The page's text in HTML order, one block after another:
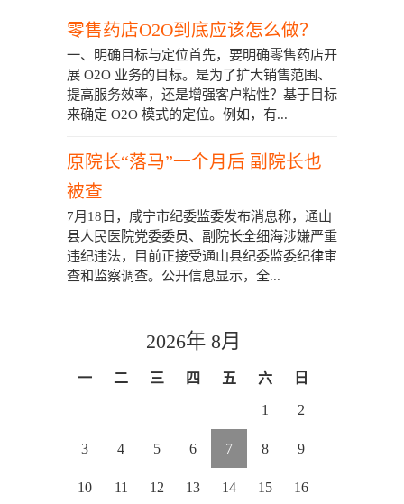
零售药店O2O到底应该怎么做？
一、明确目标与定位首先，要明确零售药店开
展 O2O 业务的目标。是为了扩大销售范围、
提高服务效率，还是增强客户粘性？基于目标
来确定 O2O 模式的定位。例如，有...
原院长“落马”一个月后 副院长也
被查
7月18日，咸宁市纪委监委发布消息称，通山
县人民医院党委委员、副院长全细海涉嫌严重
违纪违法，目前正接受通山县纪委监委纪律审
查和监察调查。公开信息显示，全...
2026年 8月
一 二 三 四 五 六 日
1 2
3 4 5 6 7 8 9
10 11 12 13 14 15 16